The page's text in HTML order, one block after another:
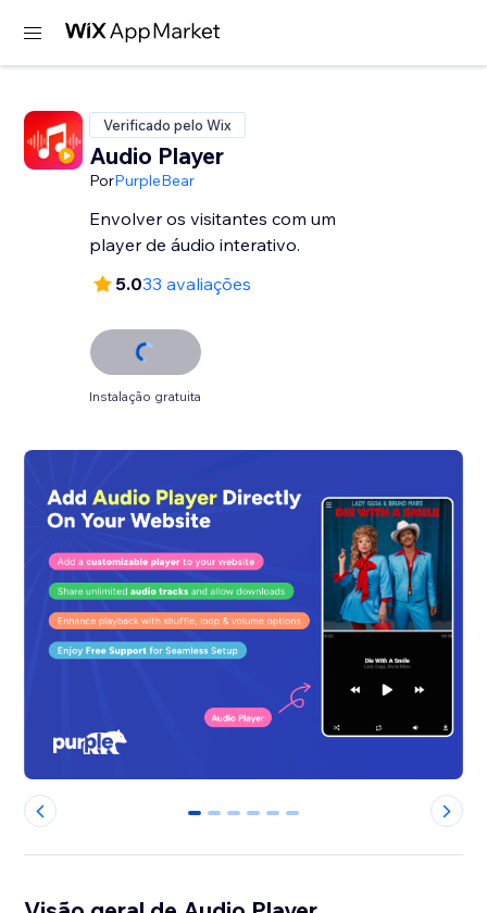
Verificado pelo Wix
Audio Player
PorPurpleBear
Envolver os visitantes com um
player de áudio interativo.
5.033 avaliações
Instalação gratuita
0 1 2 3 4 5